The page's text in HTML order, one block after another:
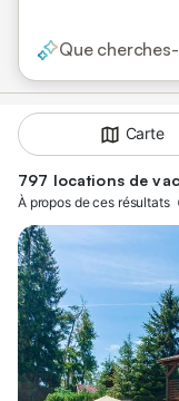
Que
Carte
797 locations de
À propos de ces résultats